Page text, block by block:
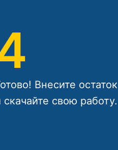
Внесите остаток
скачайте свою работу.